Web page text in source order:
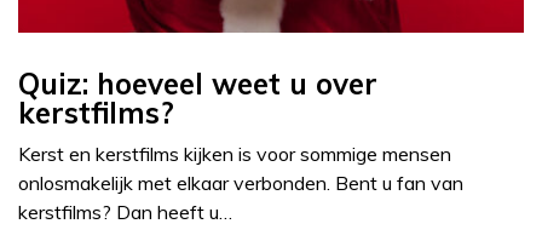
Quiz: hoeveel weet u over
kerstfilms?
Kerst en kerstfilms kijken is voor sommige mensen
onlosmakelijk met elkaar verbonden. Bent u fan van
kerstfilms? Dan heeft u…